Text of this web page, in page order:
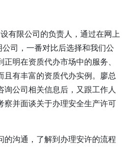
有限公司的负责人，通过在网上
公司，一番对比后选择和我们公
正明在资质代办市场中的服务、
有丰富的资质代办实例。 廖总
公司相关信息后，又跟工作人
察并面谈关于办理安全生产许可
的沟通，了解到办理安许的流程